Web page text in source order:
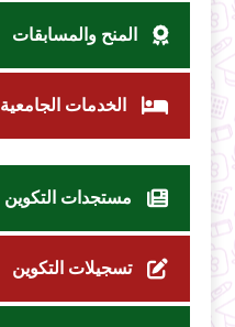
المنح والمسابقات
الخدمات الجامعية
مستجدات التكوين
تسجيلات التكوين